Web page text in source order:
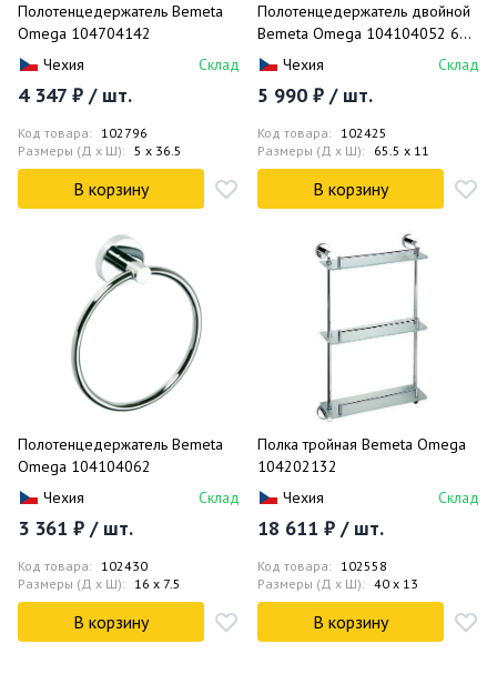
Полотенцедержатель Bemeta
Omega 104704142
Чехия
Склад
4 347 ₽ / шт.
Код товара: 102796
Размеры (Д x Ш): 5 x 36.5
В корзину
Полотенцедержатель двойной
Bemeta Omega 104104052 60
см
Чехия Склад
5 990 ₽ / шт.
Код товара: 102425
Размеры (Д x Ш): 65.5 x 11
В корзину
Полотенцедержатель Bemeta
Omega 104104062
Чехия
Склад
3 361 ₽ / шт.
Код товара: 102430
Размеры (Д x Ш): 16 x 7.5
В корзину
Полка тройная Bemeta Omega
104202132
Чехия
Склад
18 611 ₽ / шт.
Код товара: 102558
Размеры (Д x Ш): 40 x 13
В корзину